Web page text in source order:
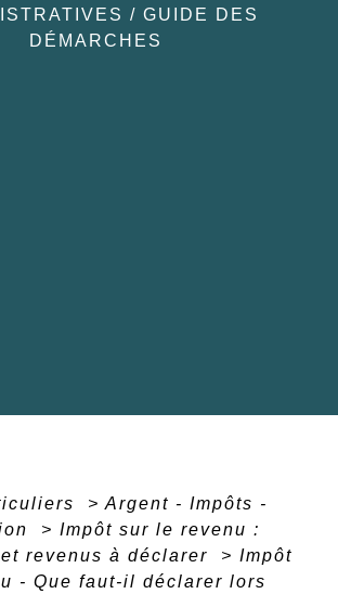
/ GUIDE DES
DÉMARCHES
> Argent - Impôts -
> Impôt sur le revenu :
revenus à déclarer
> Impôt
- Que faut-il déclarer lors